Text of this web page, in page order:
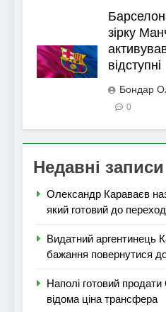
зірку
відступні
Бондар
0
Недавні записи
Олександр Караваєв
який готовий до
Видатний аргентинець
бажання повернутися
Наполі готовий
відома ціна трансфера